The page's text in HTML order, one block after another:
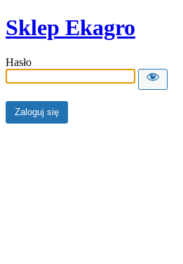
Sklep Ekagro
Hasło